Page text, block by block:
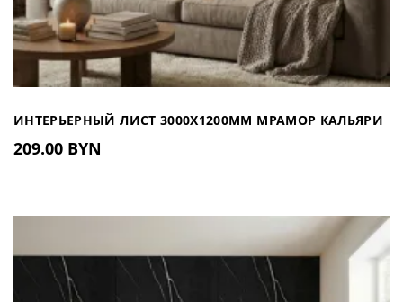
ИНТЕРЬЕРНЫЙ ЛИСТ 3000Х1200ММ МРАМОР КАЛЬЯРИ
IL 2002 (РОССИЯ)
209.00 BYN